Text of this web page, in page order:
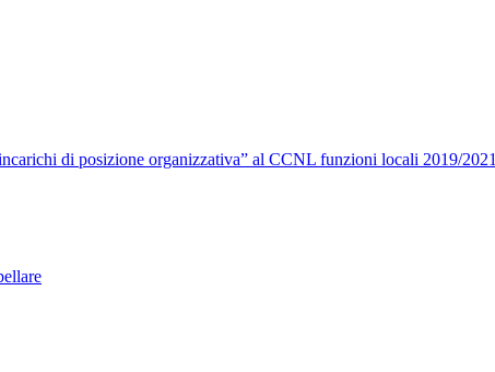
di posizione organizzativa” al CCNL funzioni locali 2019/2021